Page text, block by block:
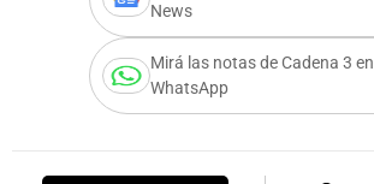
News
Mirá las notas de Cadena 3 en
WhatsApp